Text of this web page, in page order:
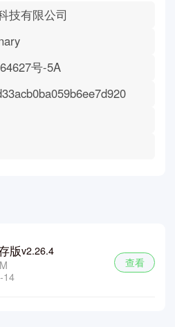
技有限公司
号-5A
版v2.26.4
14
查看